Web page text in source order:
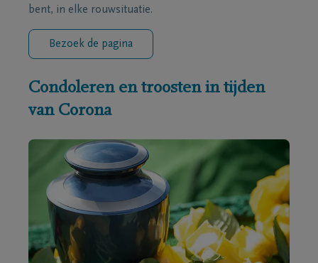
bent, in elke rouwsituatie.
Bezoek de pagina
Condoleren en troosten in tijden
van Corona